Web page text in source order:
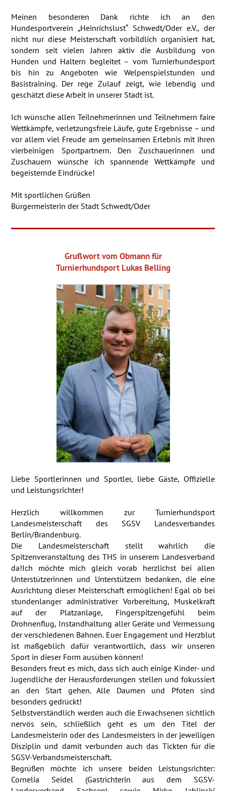
Meinen besonderen Dank richte ich an den
Hundesportverein „Heinrichslust“ Schwedt/Oder e.V., der
nicht nur diese Meisterschaft vorbildlich organisiert hat,
sondern seit vielen Jahren aktiv die Ausbildung von
Hunden und Haltern begleitet – vom Turnierhundesport
bis hin zu Angeboten wie Welpenspielstunden und
Basistraining. Der rege Zulauf zeigt, wie lebendig und
geschätzt diese Arbeit in unserer Stadt ist.
Ich wünsche allen Teilnehmerinnen und Teilnehmern faire
Wettkämpfe, verletzungsfreie Läufe, gute Ergebnisse – und
vor allem viel Freude am gemeinsamen Erlebnis mit ihren
vierbeinigen Sportpartnern. Den Zuschauerinnen und
Zuschauern wünsche ich spannende Wettkämpfe und
begeisternde Eindrücke!
Mit sportlichen Grüßen
Bürgermeisterin der Stadt Schwedt/Oder
Grußwort vom Obmann für
Turnierhundsport Lukas Belling
Liebe Sportlerinnen und Sportler, liebe Gäste, Offizielle
und Leistungsrichter!
Herzlich willkommen zur Turnierhundsport
Landesmeisterschaft des SGSV Landesverbandes
Berlin/Brandenburg.
Die Landesmeisterschaft stellt wahrlich die
Spitzenveranstaltung des THS in unserem Landesverband
da!Ich möchte mich gleich vorab herzlichst bei allen
Unterstützerinnen und Unterstützern bedanken, die eine
Ausrichtung dieser Meisterschaft ermöglichen! Egal ob bei
stundenlanger administrativer Vorbereitung, Muskelkraft
auf der Platzanlage, Fingerspitzengefühl beim
Drohnenflug, Instandhaltung aller Geräte und Vermessung
der verschiedenen Bahnen. Euer Engagement und Herzblut
ist maßgeblich dafür verantwortlich, dass wir unseren
Sport in dieser Form ausüben können!
Besonders freut es mich, dass sich auch einige Kinder- und
Jugendliche der Herausforderungen stellen und fokussiert
an den Start gehen. Alle Daumen und Pfoten sind
besonders gedrückt!
Selbstverständlich werden auch die Erwachsenen sichtlich
nervös sein, schließlich geht es um den Titel der
Landesmeisterin oder des Landesmeisters in der jeweiligen
Disziplin und damit verbunden auch das Tickten für die
SGSV-Verbandsmeisterschaft.
Begrüßen möchte ich unsere beiden Leistungsrichter:
Cornelia Seidel (Gastrichterin aus dem SGSV-